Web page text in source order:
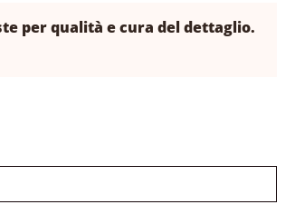
per qualità e cura del dettaglio.